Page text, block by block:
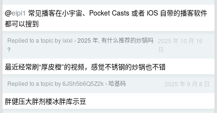
@eipi1 常见播客在小宇宙、Pocket Casts 或者 iOS 自带的播客软件
都可以搜到
Replied to a topic by ixixi › 2025 年, 有什么推荐的炒锅吗
?
2025 年 10 月 16
日
最近经常刷“厚皮橙”的视频，感觉不锈钢的炒锅也不错
Replied to a topic by 6JSh5b6Q5Z2k › 哈基码 2025 年 9 月 8 日
胖健压大胖剂楼冰胖库示豆